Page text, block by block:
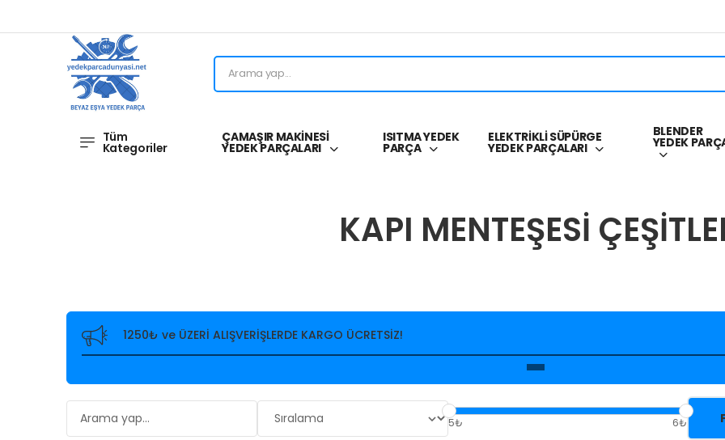
Tüm
Kategoriler
ÇAMAŞIR MAKİNESİ
YEDEK PARÇALARI
ISITMA YEDEK
PARÇA
ELEKTRİKLİ SÜPÜRGE
YEDEK PARÇALARI
BLENDER
YEDEK
KAPI MENTEŞESİ
1250₺ ve ÜZERİ ALIŞVERİŞLERDE KARGO ÜCRETSİZ!
5₺ 6₺